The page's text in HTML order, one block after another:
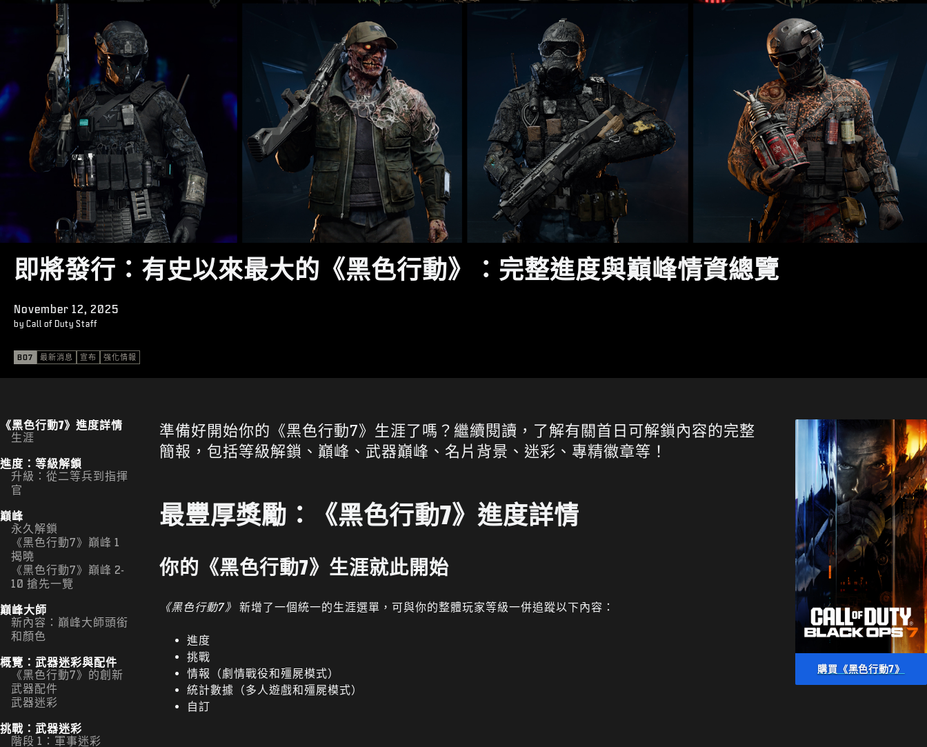
即將發行：有史以來最大的《黑色行動》：完整進度與巔峰情資總覽
November 12, 2025
by Call of Duty Staff
BO7 最新消息 宣布 强化情報
《黑色行動7》進度詳情
生涯
進度：等級解鎖
升級：從二等兵到指揮
官
巔峰
永久解鎖
《黑色行動7》巔峰 1
揭曉
《黑色行動7》巔峰 2-
10 搶先一覽
巔峰大師
新內容：巔峰大師頭銜
和顏色
概覽：武器迷彩與配件
《黑色行動7》的創新
武器配件
武器迷彩
挑戰：武器迷彩
階段 1：軍事迷彩
準備好開始你的《黑色行動7》生涯了嗎？繼續閱讀，了解有關首日可解鎖內容的完整
簡報，包括等級解鎖、巔峰、武器巔峰、名片背景、迷彩、專精徽章等！
最豐厚獎勵：《黑色行動7》進度詳情
你的《黑色行動7》生涯就此開始
《黑色行動7》 新增了一個統一的生涯選單，可與你的整體玩家等級一併追蹤以下內容：
進度
挑戰
情報（劇情戰役和殭屍模式）
統計數據（多人遊戲和殭屍模式）
自訂
購買《黑色行動7》